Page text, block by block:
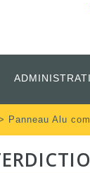
Panneau Alu